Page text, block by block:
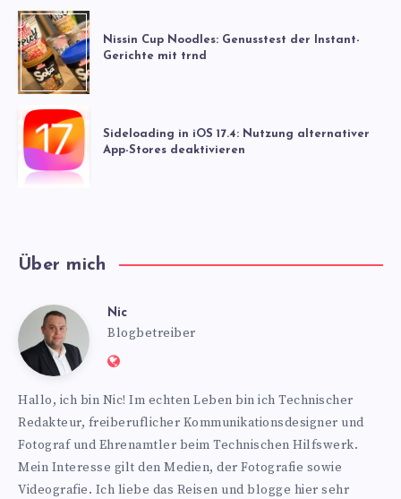
Nissin Cup Noodles: Genusstest der Instant-
Gerichte mit trnd
Sideloading in iOS 17.4: Nutzung alternativer
App-Stores deaktivieren
Über mich
Nic Nic
Blogbetreiber
Website:
Hallo, ich bin Nic! Im echten Leben bin ich Technischer
Redakteur, freiberuflicher Kommunikationsdesigner und
Fotograf und Ehrenamtler beim Technischen Hilfswerk.
Mein Interesse gilt den Medien, der Fotografie sowie
Videografie. Ich liebe das Reisen und blogge hier sehr